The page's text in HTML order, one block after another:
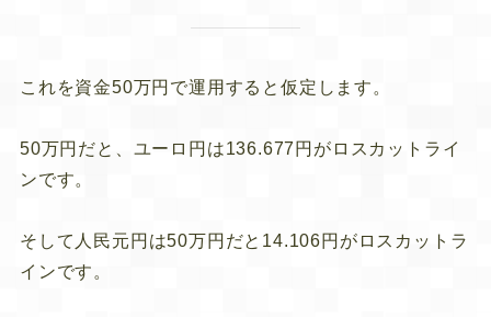
これを資金50万円で運用すると仮定します。
50万円だと、ユーロ円は136.677円がロスカットライ
ンです。
そして人民元円は50万円だと14.106円がロスカットラ
インです。